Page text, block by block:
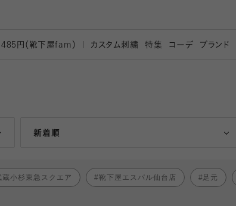
円（靴下屋fam） カスタム刺繍 特集 コーデ ブランド
新着順
人気ランキング順
蔵小杉東急スクエア 靴下屋エスパル仙台店 足元